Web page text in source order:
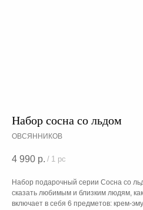
Набор сосна со льдом
ОВСЯННИКОВ
4 990 р. / 1 pc
Набор подарочный серии Сосна со
сказать любимым и близким людям,
включает в себя 6 предметов: крем-